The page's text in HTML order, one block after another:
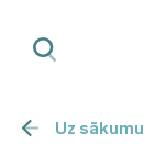
Uz sākumu